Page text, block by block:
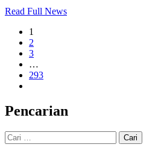
Read Full News
1
2
3
…
293
Pencarian
Cari
untuk: